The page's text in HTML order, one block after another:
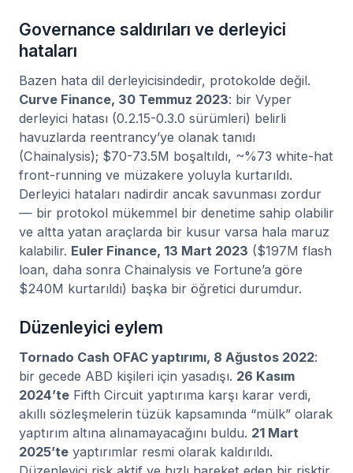
Governance saldırıları ve derleyici
hataları
Bazen hata dil derleyicisindedir, protokolde değil.
Curve Finance, 30 Temmuz 2023: bir Vyper
derleyici hatası (0.2.15-0.3.0 sürümleri) belirli
havuzlarda reentrancy’ye olanak tanıdı
(Chainalysis); $70-73.5M boşaltıldı, ~%73 white-hat
front-running ve müzakere yoluyla kurtarıldı.
Derleyici hataları nadirdir ancak savunması zordur
— bir protokol mükemmel bir denetime sahip olabilir
ve altta yatan araçlarda bir kusur varsa hala maruz
kalabilir. Euler Finance, 13 Mart 2023 ($197M flash
loan, daha sonra Chainalysis ve Fortune’a göre
$240M kurtarıldı) başka bir öğretici durumdur.
Düzenleyici eylem
Tornado Cash OFAC yaptırımı, 8 Ağustos 2022:
bir gecede ABD kişileri için yasadışı. 26 Kasım
2024’te Fifth Circuit yaptırıma karşı karar verdi,
akıllı sözleşmelerin tüzük kapsamında “mülk” olarak
yaptırım altına alınamayacağını buldu. 21 Mart
2025’te yaptırımlar resmi olarak kaldırıldı.